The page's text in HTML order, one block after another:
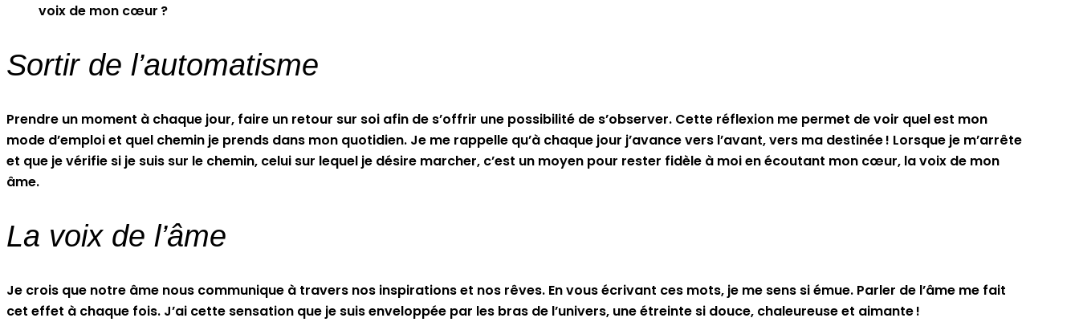
voix de mon cœur ?
Sortir de l’automatisme
Prendre un moment à chaque jour, faire un retour sur soi afin de s’offrir une possibilité de s’observer. Cette réflexion me permet de voir quel est mon
mode d’emploi et quel chemin je prends dans mon quotidien. Je me rappelle qu’à chaque jour j’avance vers l’avant, vers ma destinée ! Lorsque je m’arrête
et que je vérifie si je suis sur le chemin, celui sur lequel je désire marcher, c’est un moyen pour rester fidèle à moi en écoutant mon cœur, la voix de mon
âme.
La voix de l’âme
Je crois que notre âme nous communique à travers nos inspirations et nos rêves. En vous écrivant ces mots, je me sens si émue. Parler de l’âme me fait
cet effet à chaque fois. J’ai cette sensation que je suis enveloppée par les bras de l’univers, une étreinte si douce, chaleureuse et aimante !